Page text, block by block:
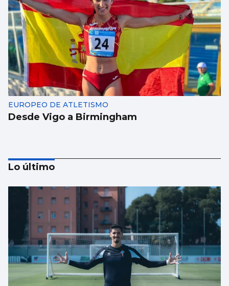
EUROPEO DE ATLETISMO
Desde Vigo a Birmingham
BALONCESTO
Sandra Martínez guía a España a
Lo último